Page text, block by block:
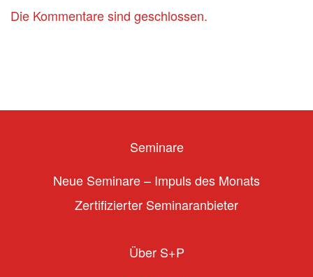
Die Kommentare sind geschlossen.
Seminare
Neue Seminare – Impuls des Monats
Zertifizierter Seminaranbieter
Über S+P